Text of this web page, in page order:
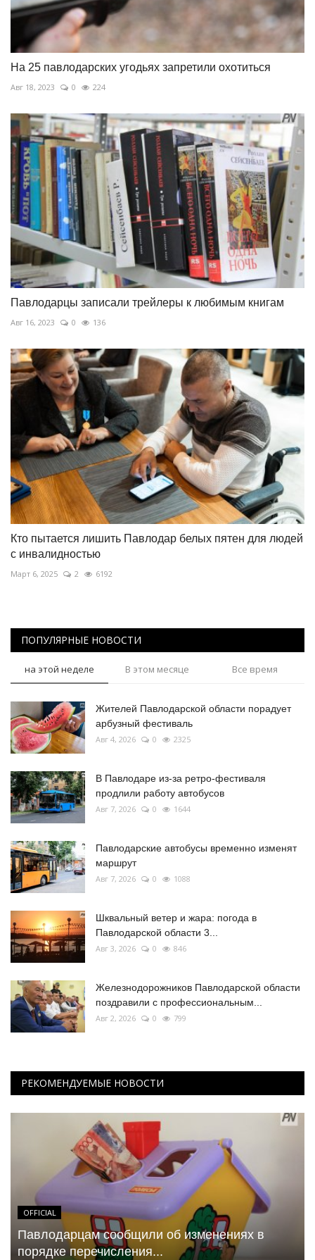
На 25 павлодарских угодьях запретили охотиться
Авг 18, 2023 0 224
Павлодарцы записали трейлеры к любимым книгам
Авг 16, 2023 0 136
Кто пытается лишить Павлодар белых пятен для людей
с инвалидностью
Март 6, 2025 2 6192
ПОПУЛЯРНЫЕ НОВОСТИ
на этой неделе В этом месяце Все время
Жителей Павлодарской области порадует
арбузный фестиваль
Авг 4, 2026 0 2325
В Павлодаре из-за ретро-фестиваля
продлили работу автобусов
Авг 7, 2026 0 1644
Павлодарские автобусы временно изменят
маршрут
Авг 7, 2026 0 1088
Шквальный ветер и жара: погода в
Павлодарской области 3...
Авг 3, 2026 0 846
Железнодорожников Павлодарской области
поздравили с профессиональным...
Авг 2, 2026 0 799
РЕКОМЕНДУЕМЫЕ НОВОСТИ
OFFICIAL
Павлодарцам сообщили об изменениях в
порядке перечисления...